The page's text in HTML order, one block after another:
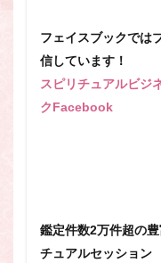
フェイスブックでは
信しています！
スピリチュアルビジ
クFacebook
鑑定件数2万件超の
チュアルセッション